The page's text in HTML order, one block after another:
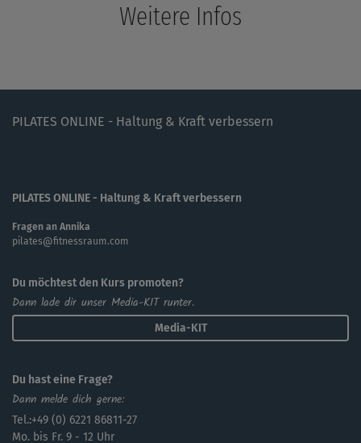
Weitere Infos
PILATES ONLINE - Haltung & Kraft verbessern
PILATES ONLINE - Haltung & Kraft verbessern
Fragen an Annika
pilates@fitnessraum.com
Du möchtest den Kurs promoten?
Dann lade dir unser Media-KIT runter.
Media-KIT
Du hast eine Frage?
Dann melde dich gerne:
Tel.:+49 (0) 6221 86811-27
Mo. bis Fr. 9 - 12 Uhr